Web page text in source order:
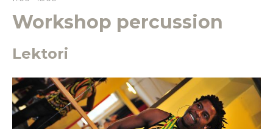
Workshop percussion
Lektori